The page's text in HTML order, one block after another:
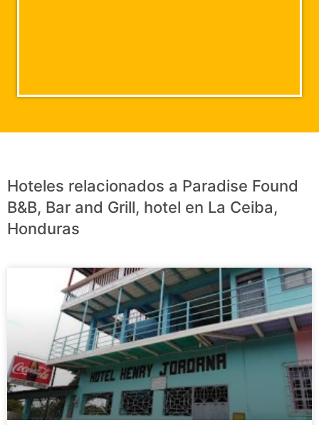
Hoteles relacionados a Paradise Found
B&B, Bar and Grill, hotel en La Ceiba,
Honduras